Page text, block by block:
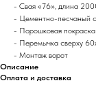
- Свая «76», длина
- Цементно-песчаный
- Порошковая
- Перемычка сверху
- Монтаж ворот
Описание
Оплата и доставка